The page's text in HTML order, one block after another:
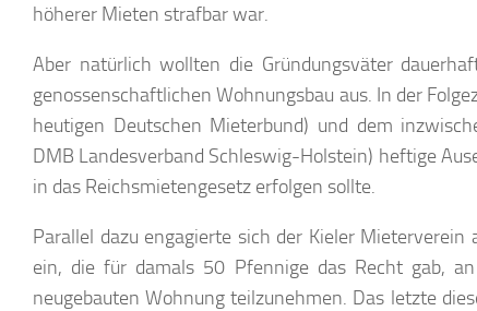
höherer Mieten strafbar war.
Aber natürlich wollten die Gründungsväter
genossenschaftlichen Wohnungsbau aus. In der
heutigen Deutschen Mieterbund) und dem
DMB Landesverband Schleswig-Holstein) heftige
in das Reichsmietengesetz erfolgen sollte.
Parallel dazu engagierte sich der Kieler
ein, die für damals 50 Pfennige das Recht gab,
neugebauten Wohnung teilzunehmen. Das letzte